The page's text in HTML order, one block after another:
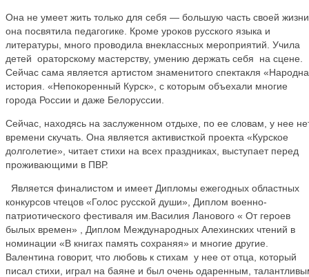
Она не умеет жить только для себя — большую часть своей жизни
она посвятила педагогике. Кроме уроков русского языка и
литературы, много проводила внеклассных мероприятий. Учила
детей ораторскому мастерству, умению держать себя на сцене.
Сейчас сама является артистом знаменитого спектакля
история. «Непокоренный Курск», с которым объехали многие
города России и даже Белоруссии.
Сейчас, находясь на заслуженном отдыхе, по ее словам, у нее
времени скучать. Она является активисткой проекта «Курское
долголетие», читает стихи на всех праздниках, выступает перед
проживающими в ПВР.
Является финалистом и имеет Дипломы ежегодных областных
конкурсов чтецов «Голос русской души», Диплом военно-
патриотического фестиваля им.Василия Ланового « От героев
былых времен» , Диплом Международных Алехинских чтений в
номинации «В книгах память сохраняя» и многие другие.
Валентина говорит, что любовь к стихам у нее от отца, который
писал стихи, играл на баяне и был очень одаренным,